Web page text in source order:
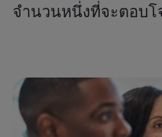
จำนวนหนึ่งที่จะตอบ